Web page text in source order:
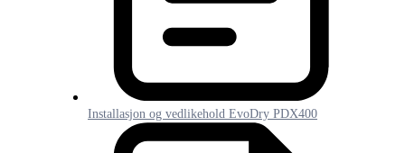
Installasjon og vedlikehold EvoDry PDX400